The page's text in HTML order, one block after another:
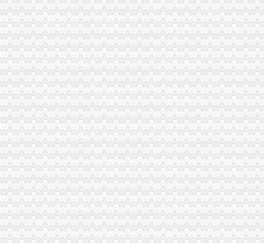
2013年重庆海关公务员面试入围人员寄送材料通知_中公教育网
2012年重庆海关公开遴选公务员报名况公示_中大网校
国家公务员2014年重庆海关职位表-公务员-报名网
重庆海关复制推广上海自贸区监管创新_中国行业研究网
重庆海关关于2007年报关员资格报名确认有关问题的通知-报关员
重庆海关关于2008年报关员资格报名现场确认有关问题的通知
重庆海关关于2008年报关员资格报名现场确认有关问题的通知
重庆海关关于2008年报关员资格报名有关事项的通知-报关员考
2017年重庆海关造价员年审报名中心_志趣网
国家公务员重庆海关2013年有多少人报考_百度知道
2016年国家公务员重庆海关面试公告-国家公务员网
2012年重庆海关公务员面试工作安排通知_湖南中公教育
重庆海关2012年国家公务员面试时间：2月22日至24日[1]-国家公务员
渝企可享“全国海关如同一关”的通关便利|海关|通关|重庆_新浪新闻
重庆海关2012年报关员资格全国统一现场确认报名通告—重庆报关
重庆海关关于2008年报关员资格报名有关事项的通知-报关员
2016国考重庆海关面试公告_国家公务员网_中公教育网
重庆海关或监管岗位（一）_国家公务员监管岗位（一）报名条件_
历年重庆海关监管岗位（二）竞争比_报录比_报名人数统计_中公国考
重庆海关2012年报关员报名上须知_重庆报关员报名公